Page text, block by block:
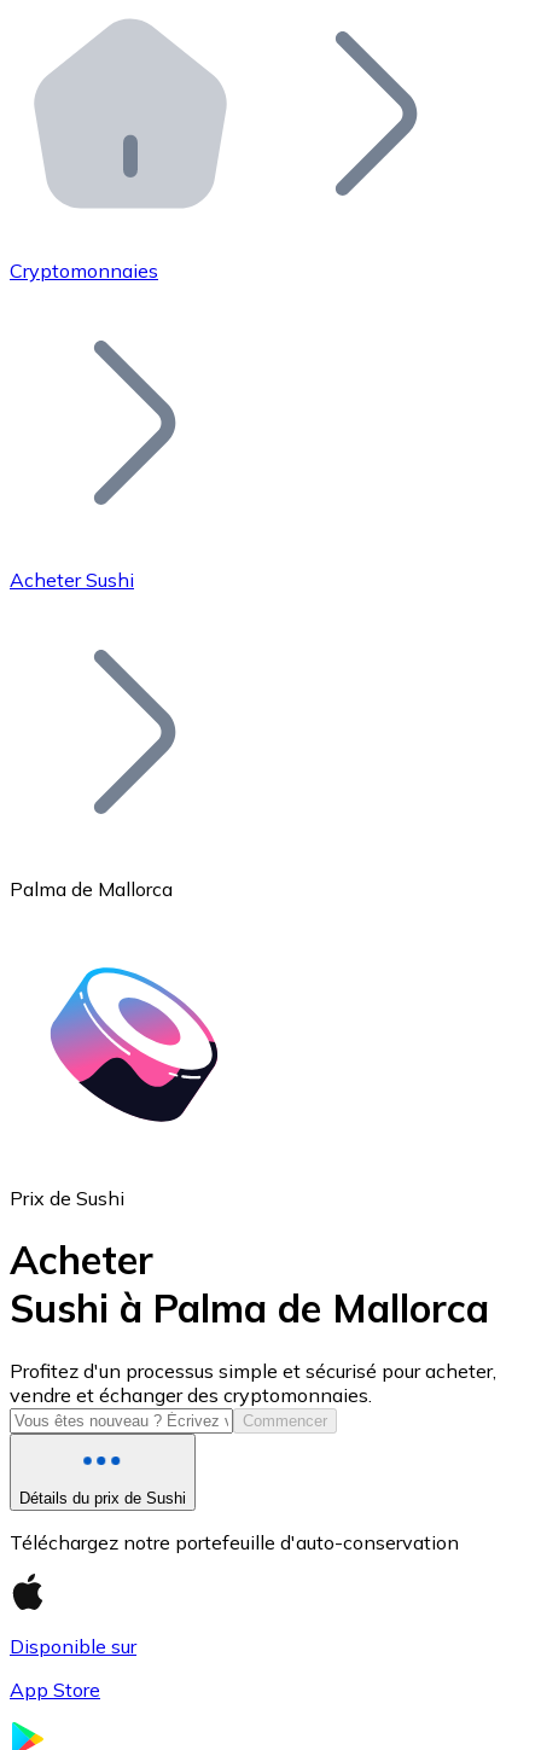
Distributeurs automatiques Bitnovo
Intégrez un ATM Bitnovo dans votre entreprise et
API Bitnovo
Intégrez notre API dans votre écosystème.
Rejoignez notre réseau de distributeurs et
Ajoutez le token de votre projet à notre service
Bitcoin
Ethereum
ETH
USD Coin
USDC
Cryptomonnaies
Acheter Sushi
Palma de Mallorca
Prix de Sushi
Acheter
Sushi à Palma de Mallorca
Profitez d'un processus simple et sécurisé pour acheter,
vendre et échanger des cryptomonnaies.
Commencer
Détails du prix de Sushi
Téléchargez notre portefeuille d'auto-conservation
Disponible sur
App Store